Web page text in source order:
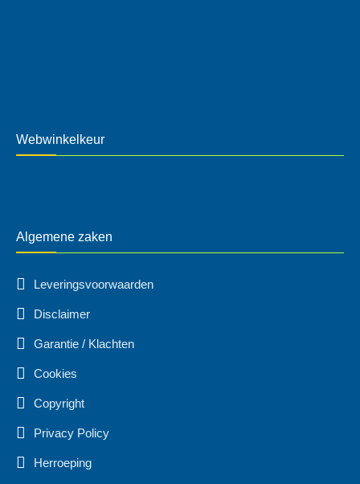
Webwinkelkeur
Algemene zaken
Leveringsvoorwaarden
Disclaimer
Garantie / Klachten
Cookies
Copyright
Privacy Policy
Herroeping